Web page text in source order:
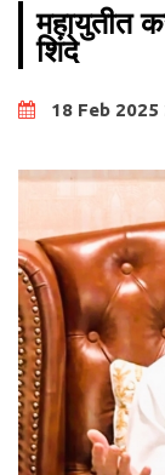
महायुतीत
शिंदे
18 Feb 2025